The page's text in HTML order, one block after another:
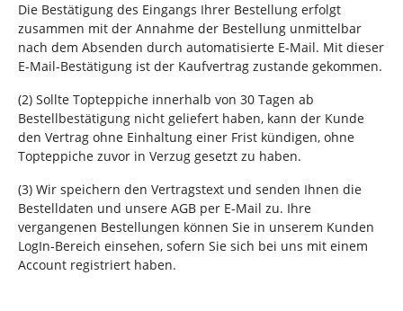
Die Bestätigung des Eingangs Ihrer Bestellung erfolgt
zusammen mit der Annahme der Bestellung unmittelbar
nach dem Absenden durch automatisierte E-Mail. Mit dieser
E-Mail-Bestätigung ist der Kaufvertrag zustande gekommen.
(2) Sollte Topteppiche innerhalb von 30 Tagen ab
Bestellbestätigung nicht geliefert haben, kann der Kunde
den Vertrag ohne Einhaltung einer Frist kündigen, ohne
Topteppiche zuvor in Verzug gesetzt zu haben.
(3) Wir speichern den Vertragstext und senden Ihnen die
Bestelldaten und unsere AGB per E-Mail zu. Ihre
vergangenen Bestellungen können Sie in unserem Kunden
LogIn-Bereich einsehen, sofern Sie sich bei uns mit einem
Account registriert haben.